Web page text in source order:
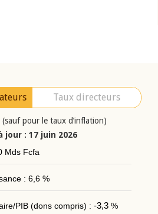
Taux directeurs
pour le taux d’inflation)
jour : 17 juin 2026
Mds Fcfa
: 6,6 %
PIB (dons compris) : -3,3%